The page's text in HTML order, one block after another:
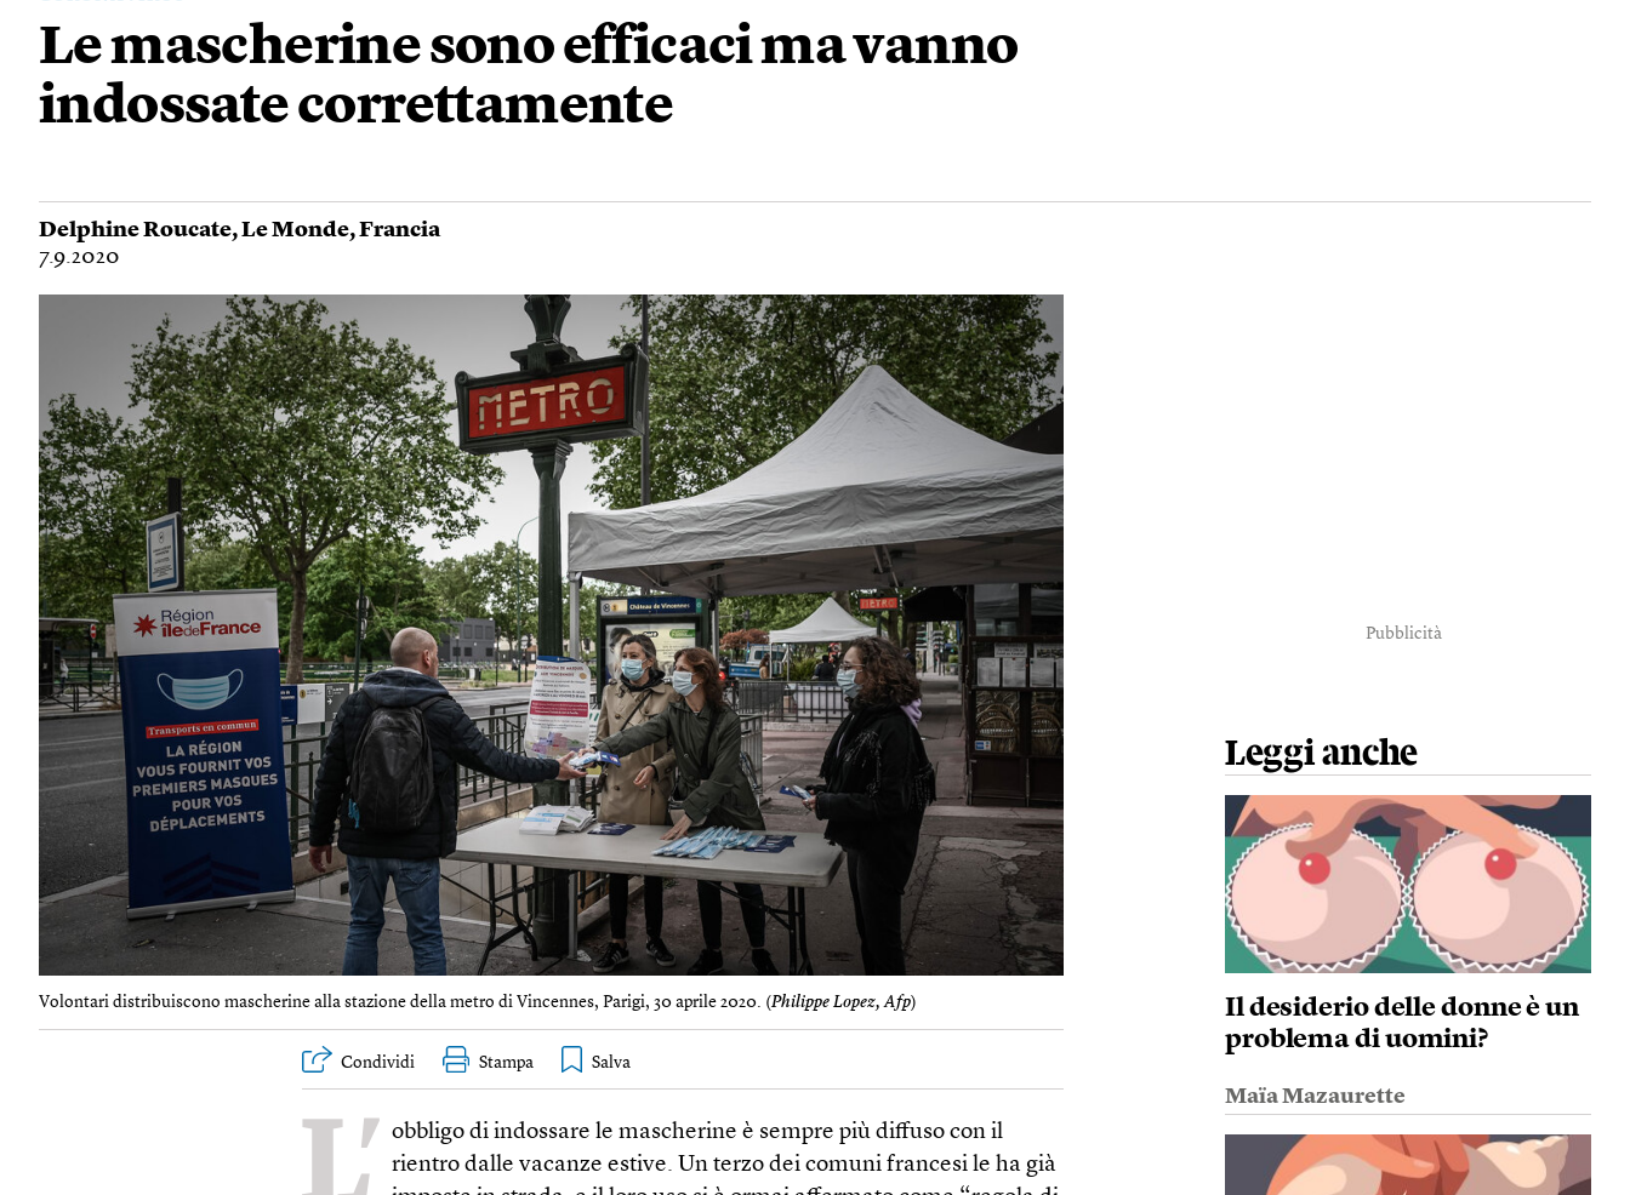
Le mascherine sono efficaci ma vanno
indossate correttamente
Delphine Roucate,Le Monde,Francia
7.9.2020
Volontari distribuiscono mascherine alla stazione della metro di Vincennes, Parigi, 30 aprile 2020. (Philippe Lopez, Afp)
Condividi Stampa
L’ obbligo di indossare le mascherine è sempre più diffuso con il
rientro dalle vacanze estive. Un terzo dei comuni francesi le ha già
Pubblicità
Leggi anche
Il desiderio delle donne è un
problema di uomini?
Maïa Mazaurette